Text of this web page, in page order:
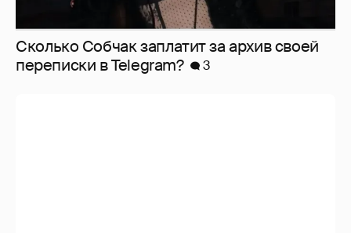
Сколько Собчак заплатит за архив своей
перeписки в Telegram?
3